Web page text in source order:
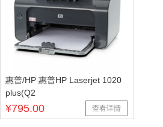
惠普/HP 惠普HP Laserjet 1020
plus(Q2
¥795.00 查看详情